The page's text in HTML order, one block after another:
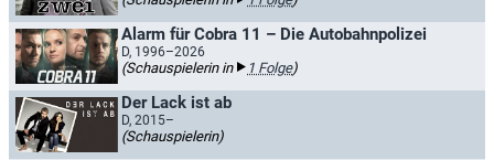
Alarm für Cobra 11 – Die Autobahnpolizei
D, 1996–2026
(Schauspielerin in 1 Folge)
Der Lack ist ab
D, 2015–
(Schauspielerin)